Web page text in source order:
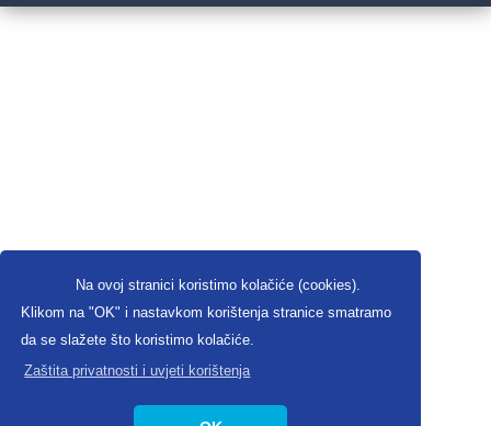
Na ovoj stranici koristimo kolačiće (cookies).
Klikom na "OK" i nastavkom korištenja stranice smatramo
da se slažete što koristimo kolačiće.
Zaštita privatnosti i uvjeti korištenja